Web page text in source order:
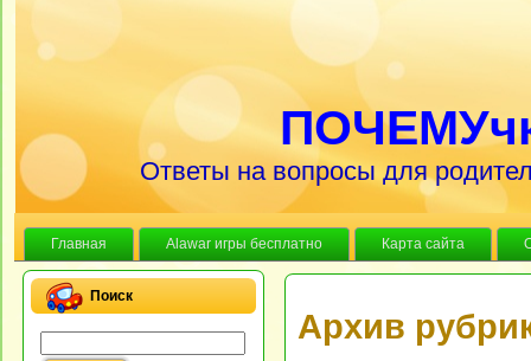
Ответы на вопросы для
Главная Alawar игры бесплатно Карта сайта
Поиск
Архив